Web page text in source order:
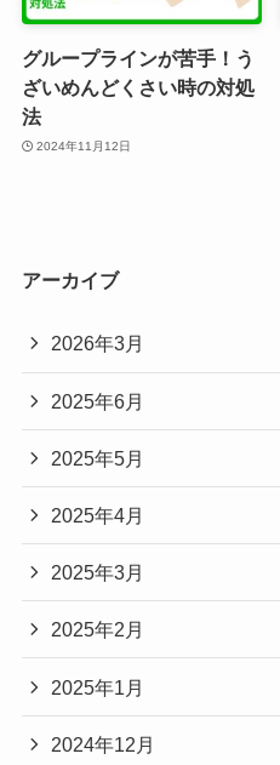
グループラインが苦手！う
ざいめんどくさい時の対処
法
2024年11月12日
アーカイブ
2026年3月
2025年6月
2025年5月
2025年4月
2025年3月
2025年2月
2025年1月
2024年12月